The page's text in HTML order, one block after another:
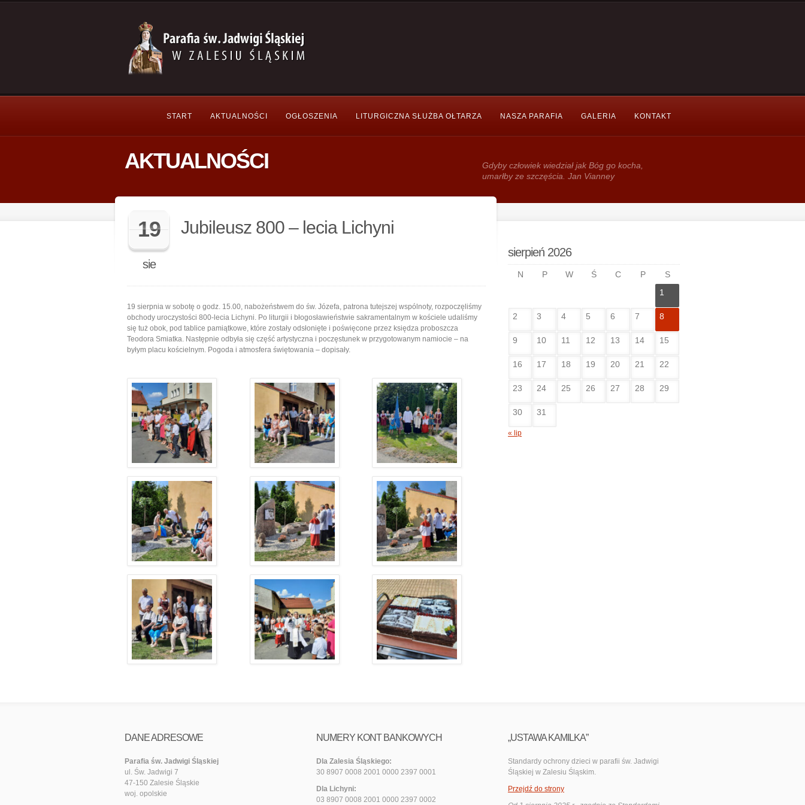
START AKTUALNOŚCI OGŁOSZENIA LITURGICZNA SŁUŻBA OŁTARZA NASZA PARAFIA GALERIA KONTAKT
AKTUALNOŚCI
Gdy­by człowiek wie­dział jak Bóg go kocha,
umarłby ze szczęścia. Jan Vianney
19
sie
Jubileusz 800 – lecia Lichyni
19 sierpnia w sobotę o godz. 15.00, nabożeństwem do św. Józefa, patrona tutejszej wspólnoty, rozpoczęliśmy
obchody uroczystości 800-lecia Lichyni. Po liturgii i błogosławieństwie sakramentalnym w kościele udaliśmy
się tuż obok, pod tablice pamiątkowe, które zostały odsłonięte i poświęcone przez księdza proboszcza
Teodora Smiatka. Następnie odbyła się część artystyczna i poczęstunek w przygotowanym namiocie – na
byłym placu kościelnym. Pogoda i atmosfera świętowania – dopisały.
sierpień 2026
N P W Ś C P
S
1
2 3 4 5 6 7 8
9 10 11 12 13 14 15
16 17 18 19 20 21 22
23 24 25 26 27 28 29
30 31
« lip
DANE ADRESOWE
Parafia św. Jadwigi Śląskiej
ul. Św. Jadwigi 7
47-150 Zalesie Śląskie
woj. opolskie
NUMERY KONT BANKOWYCH
Dla Zalesia Śląskiego:
30 8907 0008 2001 0000 2397 0001
Dla Lichyni:
03 8907 0008 2001 0000 2397 0002
„USTAWA KAMILKA”
Standardy ochrony dzieci w parafii św. Jadwigi
Śląskiej w Zalesiu Śląskim.
Przejdź do strony